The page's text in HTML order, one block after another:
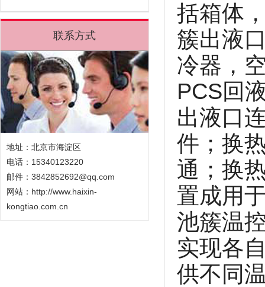
联系方式
地址：北京市海淀区
电话：15340123220
邮件：3842852692@qq.com
网站： http://www.haixin-
kongtiao.com.cn
括箱体
簇出液
冷器，
PCS回
出液口
件；换
通；换
置成用
池簇温
实现各
供不同